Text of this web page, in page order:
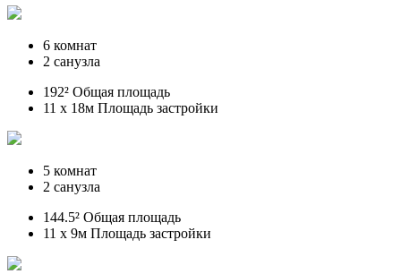
6 комнат
2 санузла
192² Общая площадь
11 x 18м Площадь застройки
5 комнат
2 санузла
144.5² Общая площадь
11 x 9м Площадь застройки